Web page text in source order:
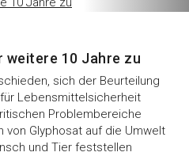
weitere 10 Jahre zu
sich der Beurteilung
Lebensmittelsicherheit
Problembereiche
von Glyphosat auf die Umwelt
und Tier feststellen